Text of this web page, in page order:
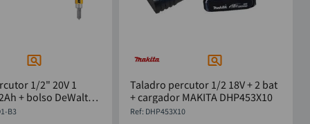
1/2" 20V 1
+ bolso DeWalt
B3 +Obsequio
B3
Taladro percutor 1/2 18V + 2 bat
+ cargador MAKITA DHP453X10
: DHP453X10